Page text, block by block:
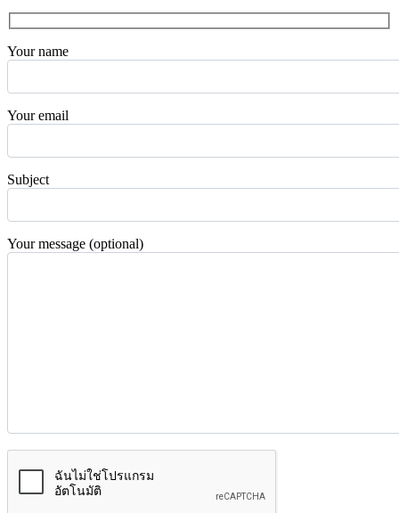
Your name
Your email
Subject
Your message (optional)